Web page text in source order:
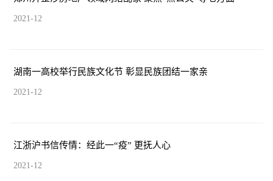
2021-12
湖南一高校举行民族文化节 彰显民族团结一家亲
2021-12
江浙沪书信传情：经此一“疫” 更抚人心
2021-12